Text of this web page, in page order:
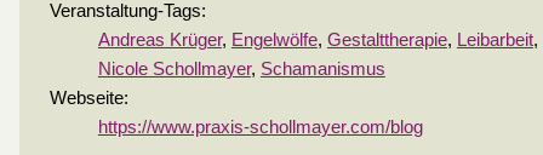
Veranstaltung-Tags:
Andreas Krüger, Engelwölfe, Gestalttherapie, Leibarbeit,
Nicole Schollmayer, Schamanismus
Webseite:
https://www.praxis-schollmayer.com/blog